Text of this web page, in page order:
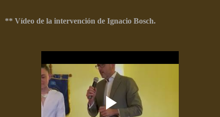
** Vídeo de la intervención de Ignacio Bosch.